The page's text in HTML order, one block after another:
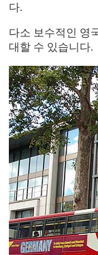
다.
다소 보수적인 영
대할 수 있습니다.